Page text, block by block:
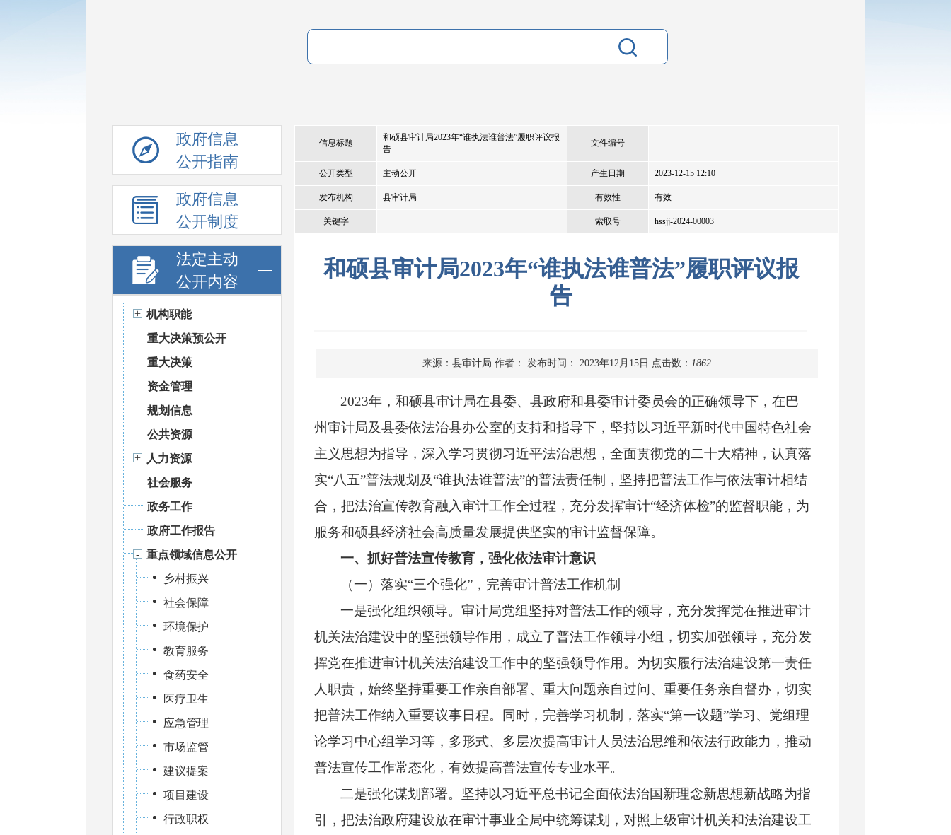
政府信息
公开指南
政府信息
公开制度
法定主动
公开内容
机构职能
重大决策预公开
重大决策
资金管理
规划信息
公共资源
人力资源
社会服务
政务工作
政府工作报告
重点领域信息公开
乡村振兴
社会保障
环境保护
教育服务
食药安全
医疗卫生
应急管理
市场监管
建议提案
项目建设
行政职权
信息标题
和硕县审计局2023年“谁执法谁普法”履职评议报
告
文件编号
公开类型 主动公开 产生日期 2023-12-15 12:10
发布机构 县审计局 有效性 有效
关键字 索取号 hssjj-2024-00003
和硕县审计局2023年“谁执法谁普法”履职评议报
告
来源：县审计局 作者： 发布时间： 2023年12月15日 点击数： 1862
2023年，和硕县审计局在县委、县政府和县委审计委员会的正确领导下，在巴
州审计局及县委依法治县办公室的支持和指导下，坚持以习近平新时代中国特色社会
主义思想为指导，深入学习贯彻习近平法治思想，全面贯彻党的二十大精神，认真落
实“八五”普法规划及“谁执法谁普法”的普法责任制，坚持把普法工作与依法审计相结
合，把法治宣传教育融入审计工作全过程，充分发挥审计“经济体检”的监督职能，为
服务和硕县经济社会高质量发展提供坚实的审计监督保障。
一、抓好普法宣传教育，强化依法审计意识
（一）落实“三个强化”，完善审计普法工作机制
一是强化组织领导。审计局党组坚持对普法工作的领导，充分发挥党在推进审计
机关法治建设中的坚强领导作用，成立了普法工作领导小组，切实加强领导，充分发
挥党在推进审计机关法治建设工作中的坚强领导作用。为切实履行法治建设第一责任
人职责，始终坚持重要工作亲自部署、重大问题亲自过问、重要任务亲自督办，切实
把普法工作纳入重要议事日程。同时，完善学习机制，落实“第一议题”学习、党组理
论学习中心组学习等，多形式、多层次提高审计人员法治思维和依法行政能力，推动
普法宣传工作常态化，有效提高普法宣传专业水平。
二是强化谋划部署。坚持以习近平总书记全面依法治国新理念新思想新战略为指
引，把法治政府建设放在审计事业全局中统筹谋划，对照上级审计机关和法治建设工